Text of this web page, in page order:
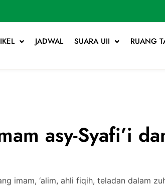
JADWAL SUARA UII RUANG
asy-Syafi’i
imam, ‘alim, ahli fiqih, teladan dalam